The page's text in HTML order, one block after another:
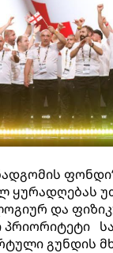
ყურადღებას
და
გუნდის